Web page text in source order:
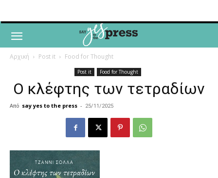
Αρχική Post it Food for Thought
Post it Food for Thought
Ο κλέφτης των τετραδίων
Από say yes to the press - 25/11/2025